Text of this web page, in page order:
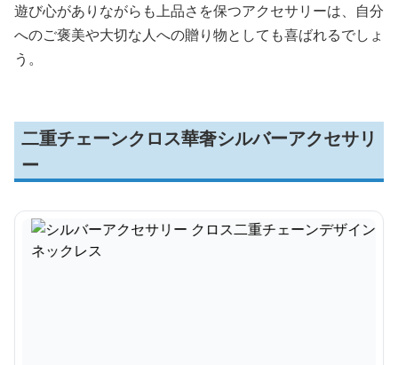
遊び心がありながらも上品さを保つアクセサリーは、自分
へのご褒美や大切な人への贈り物としても喜ばれるでしょ
う。
二重チェーンクロス華奢シルバーアクセサリ
ー